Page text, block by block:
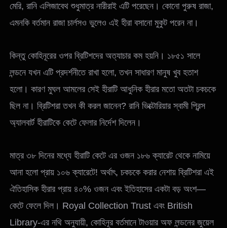
মেরি, রানি এলিজাবেথ শুধুমাত্র নারীরাই এটি পরেছেন। কোনো পুরুষ রাজা,
এমনকি বর্তমান রাজা চার্লসও ভুলেও এই হীরা বসানো মুকুট পরেন না।
কিন্তু কোহিনূরের ওপর ব্রিটিশদের অত্যাচার কম হয়নি। ১৮৫১ সালে
লন্ডনে যখন এটি প্রদর্শনীতে রাখা হলো, তখন সাধারণ মানুষ খুব হতাশ
হলো। কারণ মুঘল আমলের সেই হীরাটি আধুনিক হীরার মতো অতটা চকচকে
ছিল না। ব্রিটিশরা তখন কী করল জানেন? রানি ভিক্টোরিয়ার স্বামী প্রিন্স
অ্যালবার্ট হীরাটিকে কেটে ফেলার নির্দেশ দিলেন।
মাত্র ৩৮ দিনের মধ্যে হীরাটি কেটে এর ওজন ১৮৬ ক্যারেট থেকে নামিয়ে
আনা হলো প্রায় ১০৬ ক্যারেটে! অর্থাৎ, চকচকে করার নেশায় ব্রিটিশরা এই
ঐতিহাসিক হীরার প্রায় ৪০% ওজন এবং ইতিহাসের একটা বড় অংশ—
কেটে ফেলে দিল। Royal Collection Trust এবং British
Library-এর নথি অনুযায়ী, কোহিনূর বর্তমানে টাওয়ার অফ লন্ডনের জুয়েল